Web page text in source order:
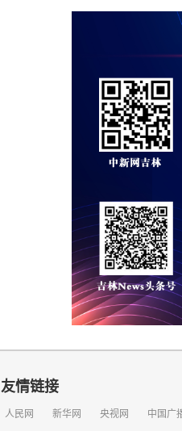
友情链接
人民网 新华网 央视网 中国广